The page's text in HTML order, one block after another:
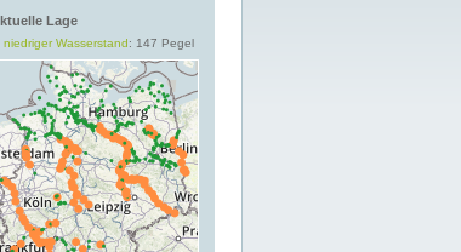
Lage
niedriger Wasserstand: 147 Pegel